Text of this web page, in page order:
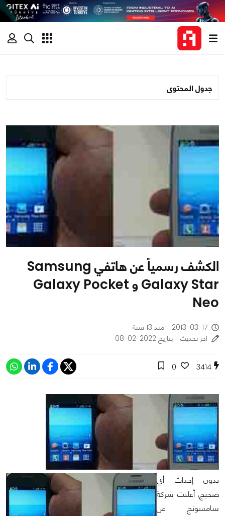
جدول المحتوى
الكشف رسمياً عن هاتفي Samsung
Galaxy Star و Galaxy Pocket
Neo
2013-03-17 - منذ 13 سنة
اخر تحديث - بتاريخ 2022-02-08
3414
0
بدون إحداث أي
ضجيج, أعلنت شركة
سامسونج عن